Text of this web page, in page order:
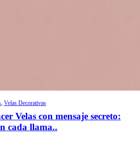
, Velas Decorativas
Velas con mensaje secreto:
cada llama..